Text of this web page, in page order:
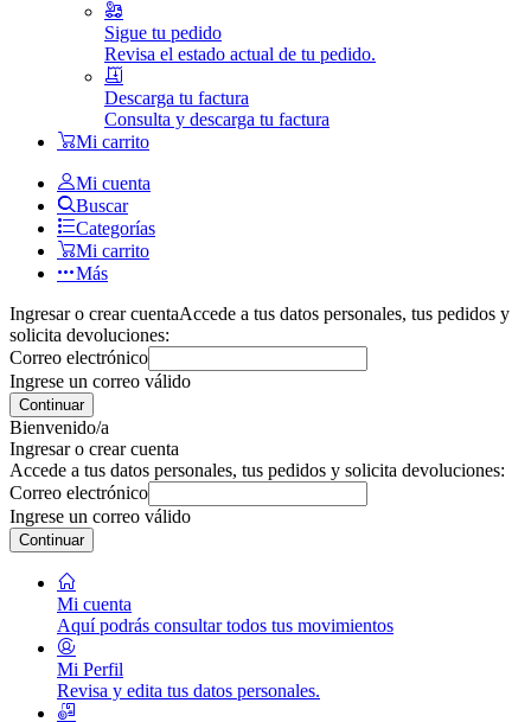
Sigue tu pedido
Revisa el estado actual de tu pedido.
Descarga tu factura
Consulta y descarga tu factura
Mi carrito
Mi cuenta
Buscar
Categorías
Mi carrito
Más
Ingresar o crear cuentaAccede a tus datos personales, tus pedidos y
solicita devoluciones:
Correo electrónico
Ingrese un correo válido
Continuar
Bienvenido/a
Ingresar o crear cuenta
Accede a tus datos personales, tus pedidos y solicita devoluciones:
Correo electrónico
Ingrese un correo válido
Continuar
Mi cuenta
Aquí podrás consultar todos tus movimientos
Mi Perfil
Revisa y edita tus datos personales.